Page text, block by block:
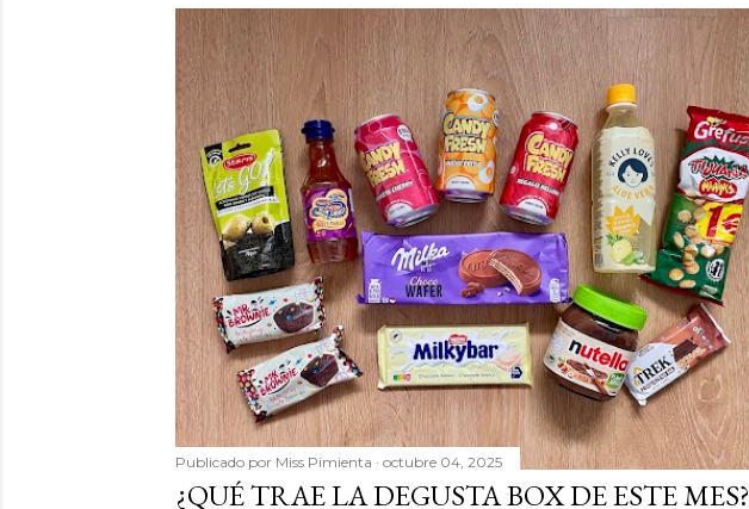
Publicado por Miss Pimienta octubre 04, 2025
¿QUÉ TRAE LA DEGUSTA BOX DE ESTE MES?